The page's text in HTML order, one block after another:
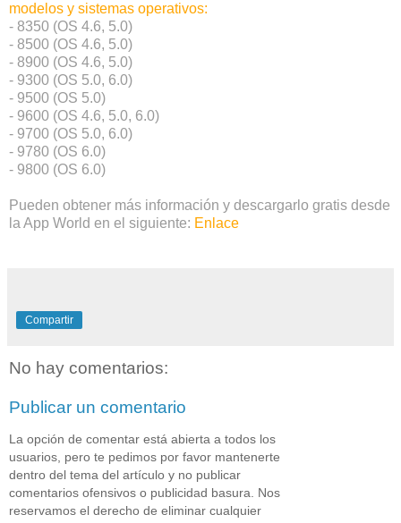
modelos y sistemas operativos:
- 8350 (OS 4.6, 5.0)
- 8500 (OS 4.6, 5.0)
- 8900 (OS 4.6, 5.0)
- 9300 (OS 5.0, 6.0)
- 9500 (OS 5.0)
- 9600 (OS 4.6, 5.0, 6.0)
- 9700 (OS 5.0, 6.0)
- 9780 (OS 6.0)
- 9800 (OS 6.0)
Pueden obtener más información y descargarlo gratis desde
la App World en el siguiente: Enlace
Compartir
No hay comentarios:
Publicar un comentario
La opción de comentar está abierta a todos los
usuarios, pero te pedimos por favor mantenerte
dentro del tema del artículo y no publicar
comentarios ofensivos o publicidad basura. Nos
reservamos el derecho de eliminar cualquier